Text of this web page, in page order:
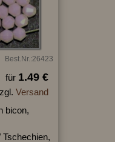
Best.Nr.:26423
für 1.49 €
Versand
bicon,